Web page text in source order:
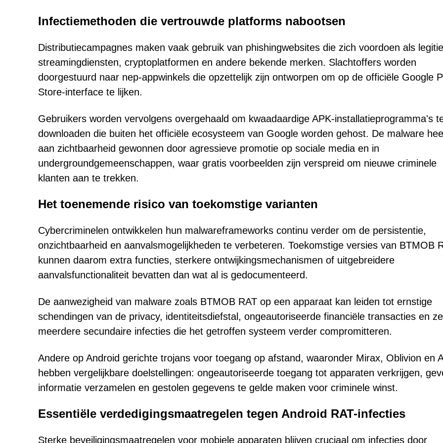
Infectiemethoden die vertrouwde platforms nabootsen
Distributiecampagnes maken vaak gebruik van phishingwebsites die zich voordoen als
streamingdiensten, cryptoplatformen en andere bekende merken. Slachtoffers worden
doorgestuurd naar nep-appwinkels die opzettelijk zijn ontworpen om op de officiële Google
Store-interface te lijken.
Gebruikers worden vervolgens overgehaald om kwaadaardige APK-installatieprogramma's
downloaden die buiten het officiële ecosysteem van Google worden gehost. De malware
aan zichtbaarheid gewonnen door agressieve promotie op sociale media en in
undergroundgemeenschappen, waar gratis voorbeelden zijn verspreid om nieuwe criminele
klanten aan te trekken.
Het toenemende risico van toekomstige varianten
Cybercriminelen ontwikkelen hun malwareframeworks continu verder om de persistentie,
onzichtbaarheid en aanvalsmogelijkheden te verbeteren. Toekomstige versies van BTMOB
kunnen daarom extra functies, sterkere ontwijkingsmechanismen of uitgebreidere
aanvalsfunctionaliteit bevatten dan wat al is gedocumenteerd.
De aanwezigheid van malware zoals BTMOB RAT op een apparaat kan leiden tot ernstige
schendingen van de privacy, identiteitsdiefstal, ongeautoriseerde financiële transacties en
meerdere secundaire infecties die het getroffen systeem verder compromitteren.
Andere op Android gerichte trojans voor toegang op afstand, waaronder Mirax, Oblivion en
hebben vergelijkbare doelstellingen: ongeautoriseerde toegang tot apparaten verkrijgen,
informatie verzamelen en gestolen gegevens te gelde maken voor criminele winst.
Essentiële verdedigingsmaatregelen tegen Android RAT-infecties
Sterke beveiligingsmaatregelen voor mobiele apparaten blijven cruciaal om infecties door